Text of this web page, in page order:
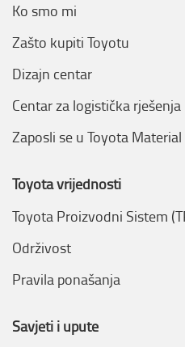
Ko smo mi
Zašto kupiti Toyotu
Dizajn centar
Centar za logistička rješenja
Zaposli se u Toyota
Toyota vrijednosti
Toyota Proizvodni Sistem
Održivost
Pravila ponašanja
Savjeti i upute